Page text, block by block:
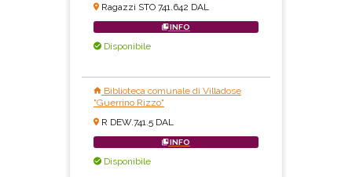
Ragazzi STO 741.642 DAL
INFO
Disponibile
Biblioteca comunale di Villadose
"Guerrino Rizzo"
R DEW.741.5 DAL
INFO
Disponibile